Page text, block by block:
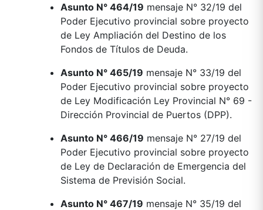
Asunto N° 464/19 mensaje N° 32/19 del
Poder Ejecutivo provincial sobre proyecto
de Ley Ampliación del Destino de los
Fondos de Títulos de Deuda.
Asunto N° 465/19 mensaje N° 33/19 del
Poder Ejecutivo provincial sobre proyecto
de Ley Modificación Ley Provincial N° 69 -
Dirección Provincial de Puertos (DPP).
Asunto N° 466/19 mensaje N° 27/19 del
Poder Ejecutivo provincial sobre proyecto
de Ley de Declaración de Emergencia del
Sistema de Previsión Social.
Asunto N° 467/19 mensaje N° 35/19 del